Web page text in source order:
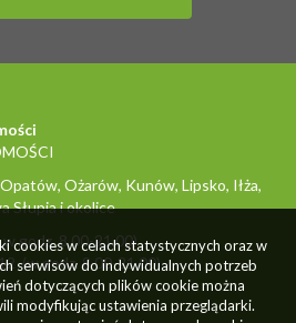
Ożarów, Kunów, Lipsko, Iłża,
Słupia i okolice
godz. 8.00-21.00)
(w godz. 8.00-21.00)
cookies w celach statystycznych oraz w
serwisów do indywidualnych potrzeb
dotyczących plików cookie można
modyfikując ustawienia przeglądarki.